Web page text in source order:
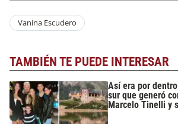
Vanina Escudero
TAMBIÉN TE PUEDE INTERESAR
Así era por
sur que generó
Marcelo Tinelli y